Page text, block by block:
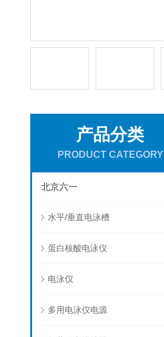
产品分类
PRODUCT CATEGORY
北京六一
水平/垂直电泳槽
蛋白核酸电泳仪
电泳仪
多用电泳仪电源